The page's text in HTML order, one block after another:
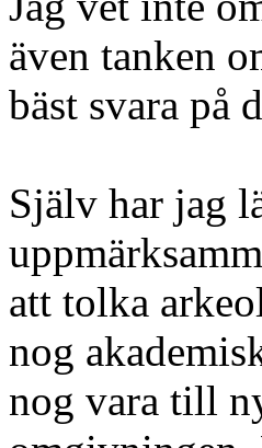
även tanken
bäst svara på
Själv har jag
att tolka
nog
nog vara till